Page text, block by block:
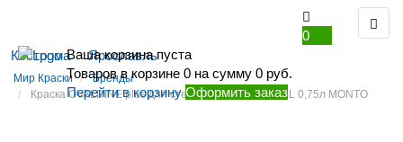
0
Ваша корзина пуста
Товаров в корзине0 на сумму0 руб.
Перейти в корзинуОформить заказ
Кострома Ярославль
Мир Краски
Бренды
Краска OVALDINE plus для стен и потолков base BL 0,75л MONTO